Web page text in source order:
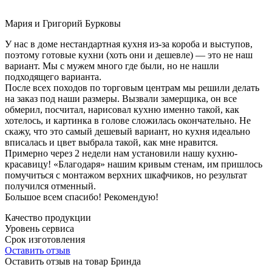
Мария и Григорий Бурковы
У нас в доме нестандартная кухня из-за короба и выступов,
поэтому готовые кухни (хоть они и дешевле) — это не наш
вариант. Мы с мужем много где были, но не нашли
подходящего варианта.
После всех походов по торговым центрам мы решили делать
на заказ под наши размеры. Вызвали замерщика, он все
обмерил, посчитал, нарисовал кухню именно такой, как
хотелось, и картинка в голове сложилась окончательно. Не
скажу, что это самый дешевый вариант, но кухня идеально
вписалась и цвет выбрала такой, как мне нравится.
Примерно через 2 недели нам установили нашу кухню-
красавицу! «Благодаря» нашим кривым стенам, им пришлось
помучиться с монтажом верхних шкафчиков, но результат
получился отменный.
Большое всем спасибо! Рекомендую!
Качество продукции
Уровень сервиса
Срок изготовления
Оставить отзыв
Оставить отзыв на товар Бринда